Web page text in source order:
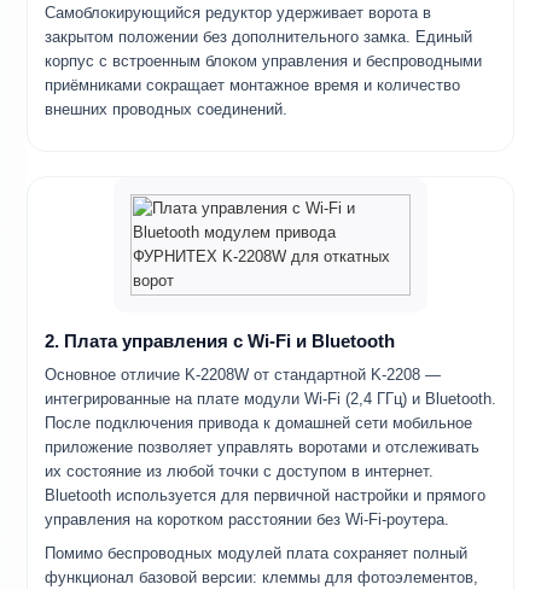
Самоблокирующийся редуктор удерживает ворота в
закрытом положении без дополнительного замка. Единый
корпус с встроенным блоком управления и беспроводными
приёмниками сокращает монтажное время и количество
внешних проводных соединений.
2. Плата управления с Wi-Fi и Bluetooth
Основное отличие K-2208W от стандартной K-2208 —
интегрированные на плате модули Wi-Fi (2,4 ГГц) и Bluetooth.
После подключения привода к домашней сети мобильное
приложение позволяет управлять воротами и отслеживать
их состояние из любой точки с доступом в интернет.
Bluetooth используется для первичной настройки и прямого
управления на коротком расстоянии без Wi-Fi-роутера.
Помимо беспроводных модулей плата сохраняет полный
функционал базовой версии: клеммы для фотоэлементов,